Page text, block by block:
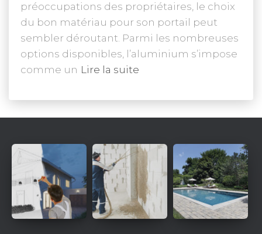
préoccupations des propriétaires, le choix
du bon matériau pour son portail peut
sembler déroutant. Parmi les nombreuses
options disponibles, l’aluminium s’impose
comme un Lire la suite